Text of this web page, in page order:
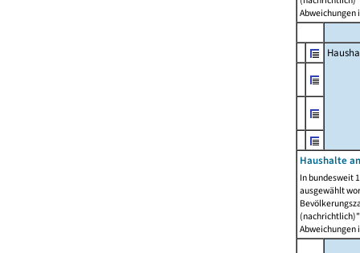
Abweichungen
Haushalte
In bundesweit
ausgewählt
Abweichungen